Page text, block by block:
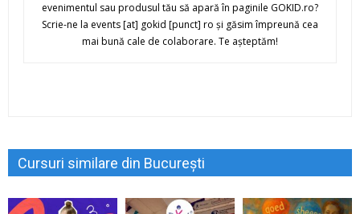
evenimentul sau produsul tău să apară în paginile GOKID.ro?
Scrie-ne la events [at] gokid [punct] ro şi găsim împreună cea
mai bună cale de colaborare. Te aşteptăm!
Cursuri similare din București